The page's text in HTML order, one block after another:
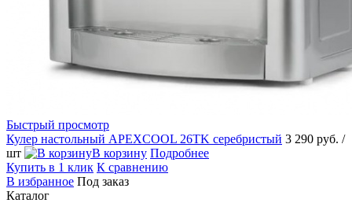
Быстрый просмотр
Кулер настольный APEXCOOL 26TK серебристый 3 290 руб. /
шт
В корзину Подробнее
Купить в 1 клик К сравнению
В избранное Под заказ
Каталог